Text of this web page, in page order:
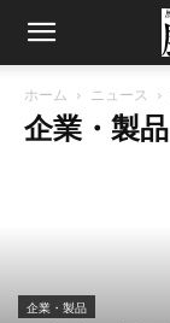
ホーム ニュース
企業・製品
企業・製品